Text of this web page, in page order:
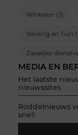
Winkelen (3)
Woning en Tuin
Zakelijke
MEDIA EN
Het laatste
nieuwssites
Roddelnieuws
snel!